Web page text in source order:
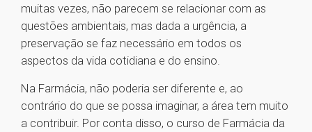
muitas vezes, não parecem se relacionar com as
questões ambientais, mas dada a urgência, a
preservação se faz necessário em todos os
aspectos da vida cotidiana e do ensino.
Na Farmácia, não poderia ser diferente e, ao
contrário do que se possa imaginar, a área tem muito
a contribuir. Por conta disso, o curso de Farmácia da